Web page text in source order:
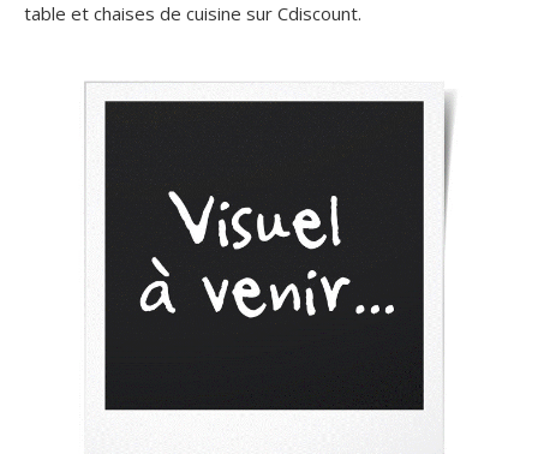
table et chaises de cuisine sur Cdiscount.